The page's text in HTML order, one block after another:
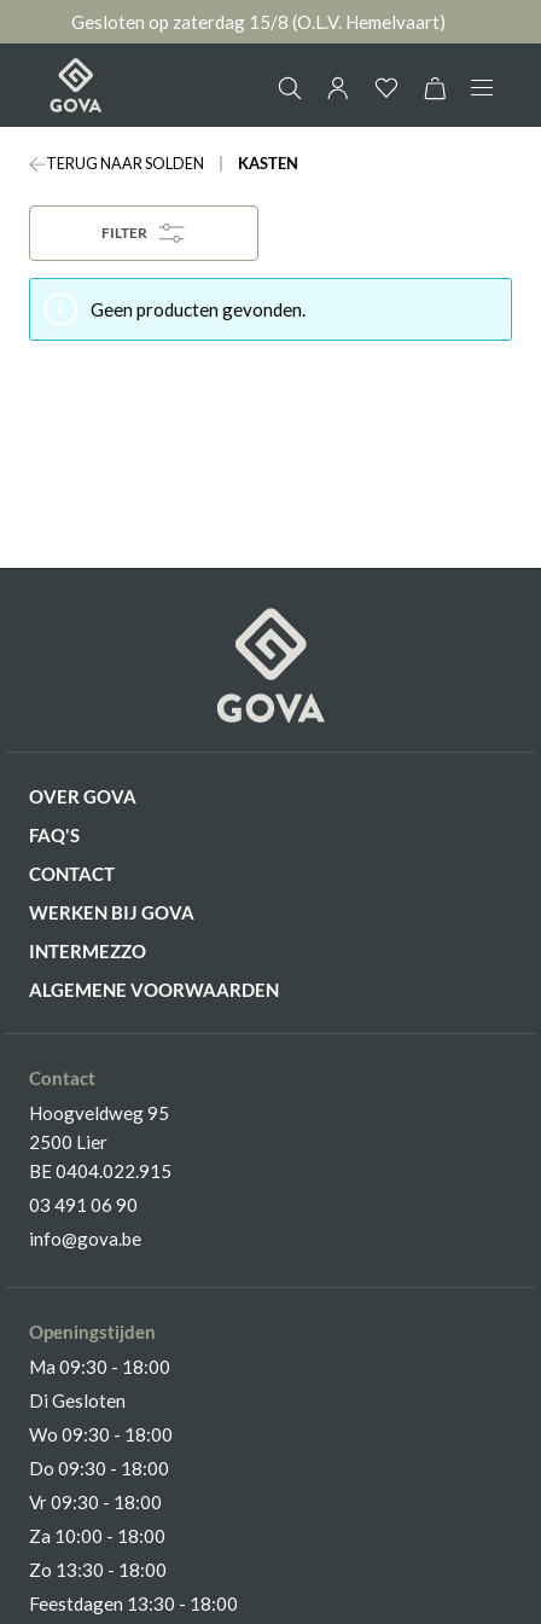
Gesloten op zaterdag 15/8 (O.L.V. Hemelvaart)
Merken
Jouw account
TERUG NAAR SOLDEN KASTEN
FILTER
Geen producten gevonden.
OVER GOVA
FAQ'S
CONTACT
WERKEN BIJ GOVA
INTERMEZZO
ALGEMENE VOORWAARDEN
Contact
Hoogveldweg 95
2500 Lier
BE 0404.022.915
03 491 06 90
info@gova.be
Openingstijden
Ma 09:30 - 18:00
Di Gesloten
Wo 09:30 - 18:00
Do 09:30 - 18:00
Vr 09:30 - 18:00
Za 10:00 - 18:00
Zo 13:30 - 18:00
Feestdagen 13:30 - 18:00